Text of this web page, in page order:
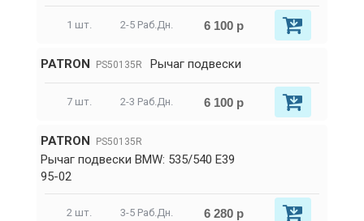
1 шт. 2-5 Раб.Дн. 6 100 р
PATRON PS50135R Рычаг подвески
7 шт. 2-3 Раб.Дн. 6 100 р
PATRON PS50135R
Рычаг подвески BMW: 535/540 E39
95-02
2 шт. 3-5 Раб.Дн. 6 280 р